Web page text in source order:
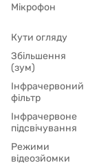
Мікрофон
Кути огляду
Збільшення
(зум)
Інфрачервоний
фільтр
Інфрачервоне
підсвічування
Режими
відеозйомки